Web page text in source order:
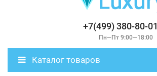
+7(499) 380-80-01
Пн—Пт 9:00—18:00
Каталог товаров